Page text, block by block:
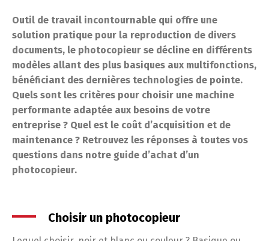
Outil de travail incontournable qui offre une
solution pratique pour la reproduction de divers
documents, le photocopieur se décline en différents
modèles allant des plus basiques aux multifonctions,
bénéficiant des dernières technologies de pointe.
Quels sont les critères pour choisir une machine
performante adaptée aux besoins de votre
entreprise ? Quel est le coût d’acquisition et de
maintenance ? Retrouvez les réponses à toutes vos
questions dans notre guide d’achat d’un
photocopieur.
Choisir un photocopieur